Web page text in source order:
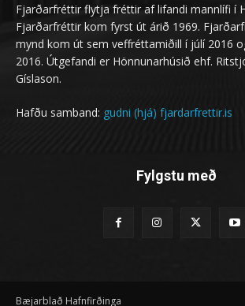
Fjarðarfréttir flytja fréttir af lifandi mannlífi í
Fjarðarfréttir kom fyrst út árið 1969.
mynd kom út sem veffréttamiðill í júlí 2016
2016. Útgefandi er Hönnunarhúsið ehf.
Gíslason.
Hafðu samband: gudni (hjá) fjardarfrettir.is
Fylgstu með
Bæjarblað Hafnfirðinga